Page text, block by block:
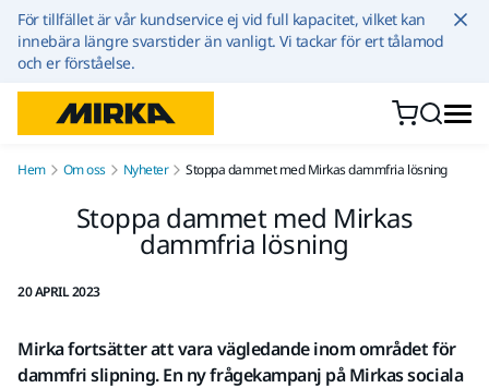
Hoppa till innehållet
För tillfället är vår kundservice ej vid full kapacitet, vilket kan
innebära längre svarstider än vanligt. Vi tackar för ert tålamod
och er förståelse.
Hem Om oss Nyheter Stoppa dammet med Mirkas dammfria lösning
Stoppa dammet med Mirkas
dammfria lösning
20 APRIL 2023
Mirka fortsätter att vara vägledande inom området för
dammfri slipning. En ny frågekampanj på Mirkas sociala